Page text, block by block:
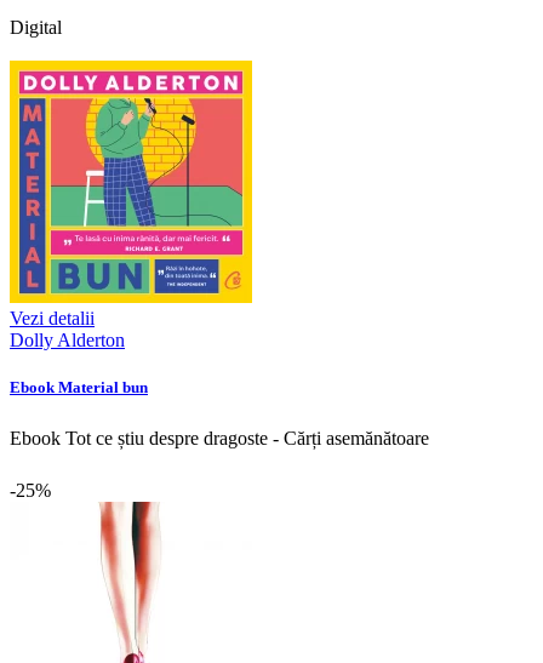
Digital
Vezi detalii
Dolly Alderton
Ebook Material bun
Ebook Tot ce știu despre dragoste - Cărți asemănătoare
-25%